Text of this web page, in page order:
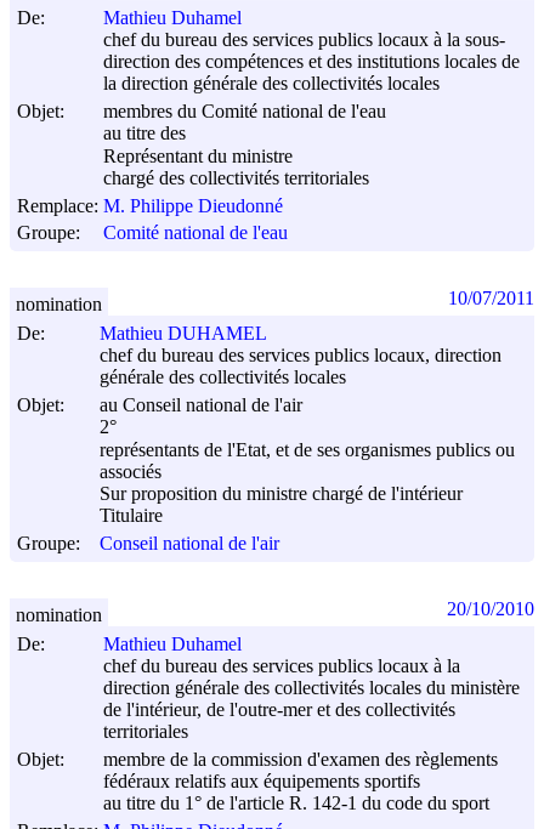
De:
Mathieu Duhamel
chef du bureau des services publics locaux à la sous-
direction des compétences et des institutions locales de
la direction générale des collectivités locales
Objet:
membres du Comité national de l'eau
au titre des
Représentant du ministre
chargé des collectivités territoriales
Remplace: M. Philippe Dieudonné
Groupe:
Comité national de l'eau
De:
Mathieu DUHAMEL
chef du bureau des services publics locaux, direction
générale des collectivités locales
Objet:
au Conseil national de l'air
2°
représentants de l'Etat, et de ses organismes publics ou
associés
Sur proposition du ministre chargé de l'intérieur
Titulaire
Groupe:
Conseil national de l'air
nomination 10/07/2011
De:
Mathieu Duhamel
chef du bureau des services publics locaux à la
direction générale des collectivités locales du ministère
de l'intérieur, de l'outre-mer et des collectivités
territoriales
Objet:
membre de la commission d'examen des règlements
fédéraux relatifs aux équipements sportifs
au titre du 1° de l'article R. 142-1 du code du sport
nomination 20/10/2010